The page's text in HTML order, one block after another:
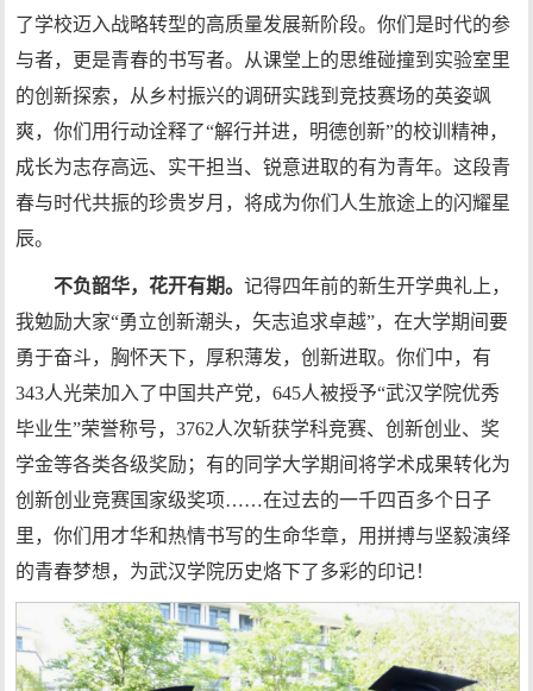
了学校迈入战略转型的高质量发展新阶段。你们是时代的参
与者，更是青春的书写者。从课堂上的思维碰撞到实验室里
的创新探索，从乡村振兴的调研实践到竞技赛场的英姿飒
爽，你们用行动诠释了“解行并进，明德创新”的校训精神，
成长为志存高远、实干担当、锐意进取的有为青年。这段青
春与时代共振的珍贵岁月，将成为你们人生旅途上的闪耀星
辰。
不负韶华，花开有期。记得四年前的新生开学典礼上，
我勉励大家“勇立创新潮头，矢志追求卓越”，在大学期间要
勇于奋斗，胸怀天下，厚积薄发，创新进取。你们中，有
343人光荣加入了中国共产党，645人被授予“武汉学院优秀
毕业生”荣誉称号，3762人次斩获学科竞赛、创新创业、奖
学金等各类各级奖励；有的同学大学期间将学术成果转化为
创新创业竞赛国家级奖项……在过去的一千四百多个日子
里，你们用才华和热情书写的生命华章，用拼搏与坚毅演绎
的青春梦想，为武汉学院历史烙下了多彩的印记！